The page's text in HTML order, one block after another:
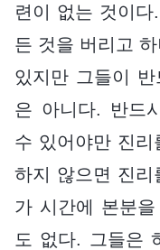
련이 없는 것이
든 것을 버리고
있지만 그들이
은 아니다. 반드
수 있어야만 진
하지 않으면 진
가 시간에 본분
도 없다. 그들은